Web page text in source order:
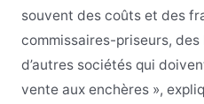
souvent des coûts et des
commissaires-priseurs,
d’autres sociétés qui
vente aux enchères »,